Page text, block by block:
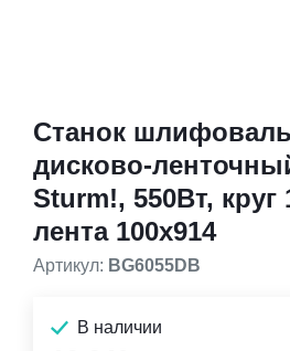
Станок
дисково-
Sturm!, 550Вт, круг
лента 100х914
Артикул: BG6055DB
В наличии